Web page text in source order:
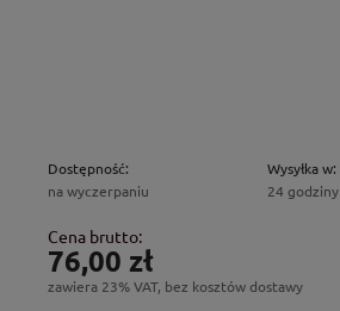
Dostępność:
na wyczerpaniu
Wysyłka w:
24 godziny
Cena brutto:
76,00 zł
zawiera 23% VAT, bez kosztów dostawy